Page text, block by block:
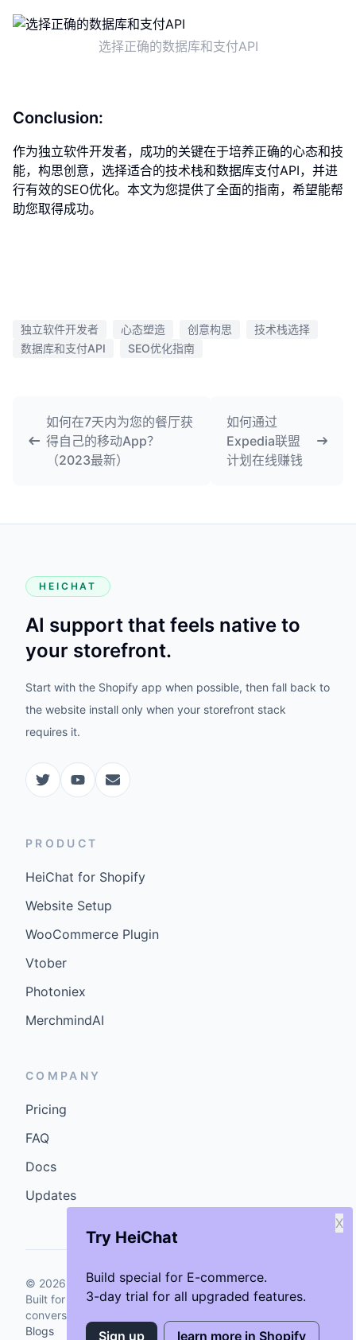
选择正确的数据库和支付API
Conclusion:
作为独立软件开发者，成功的关键在于培养正确的心态和技
能，构思创意，选择适合的技术栈和数据库支付API，并进
行有效的SEO优化。本文为您提供了全面的指南，希望能帮
助您取得成功。
Try HeiChat
Build special for E-commerce.
3-day trial for all upgraded features.
X
Sign up learn more in Shopify
独立软件开发者 心态塑造 创意构思
技术栈选择
数据库和支付API
SEO优化指南
如何在7天内为您的餐厅获
得自己的移动App？
（2023最新）
如何通过
Expedia联盟
计划在线赚钱
HEICHAT
AI support that feels native to
your storefront.
Start with the Shopify app when possible, then fall back to
the website install only when your storefront stack
requires it.
PRODUCT
HeiChat for Shopify
Website Setup
WooCommerce Plugin
Vtober
Photoniex
MerchmindAI
COMPANY
Pricing
FAQ
Docs
Updates
© 2026 GenCybers Inc. All rights reserved.
Built for storefronts that want faster answers and cleaner
conversions.
Blogs